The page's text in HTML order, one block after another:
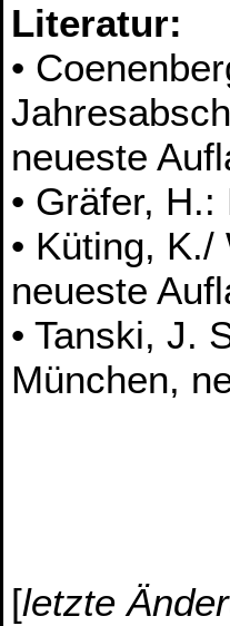
Literatur:
•
neueste
• Gräfer,
• Küting,
neueste
• Tanski, J.
München,
[letzte